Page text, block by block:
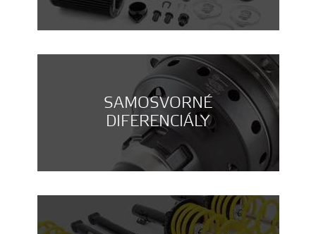
SAMOSVORNÉ
DIFERENCIÁLY